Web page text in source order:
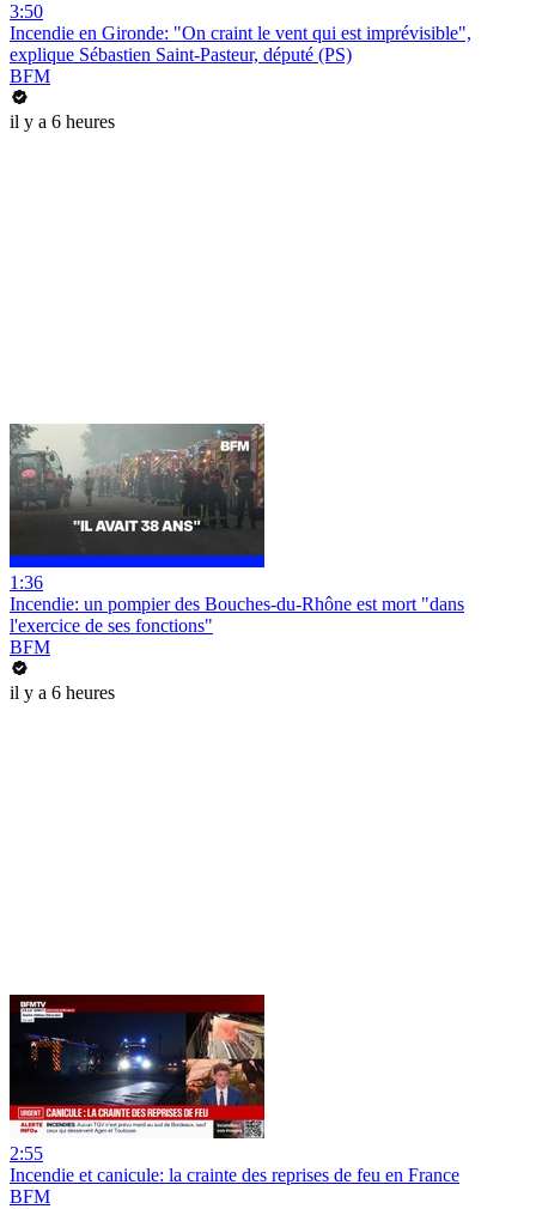
3:50
Incendie en Gironde: "On craint le vent qui est imprévisible",
explique Sébastien Saint-Pasteur, député (PS)
BFM
il y a 6 heures
1:36
Incendie: un pompier des Bouches-du-Rhône est mort "dans
l'exercice de ses fonctions"
BFM
il y a 6 heures
2:55
Incendie et canicule: la crainte des reprises de feu en France
BFM